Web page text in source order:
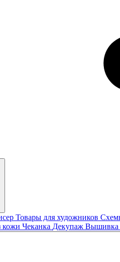
Товары для художников
кожи Чеканка Декупаж Вышивка